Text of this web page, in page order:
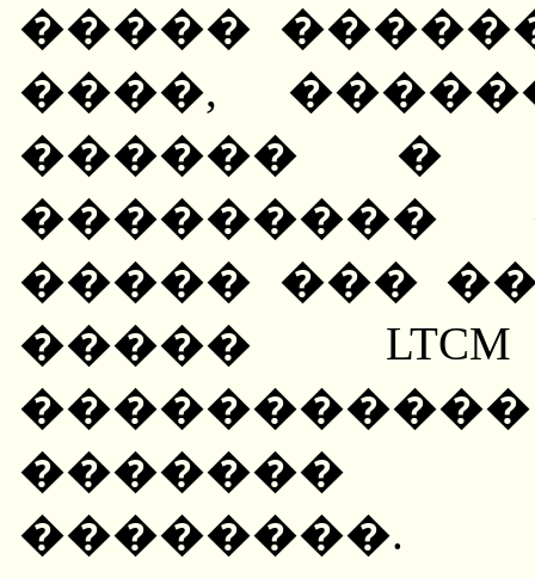
�����
����,
������ �
���������
����� ���
�����
�������
��������.